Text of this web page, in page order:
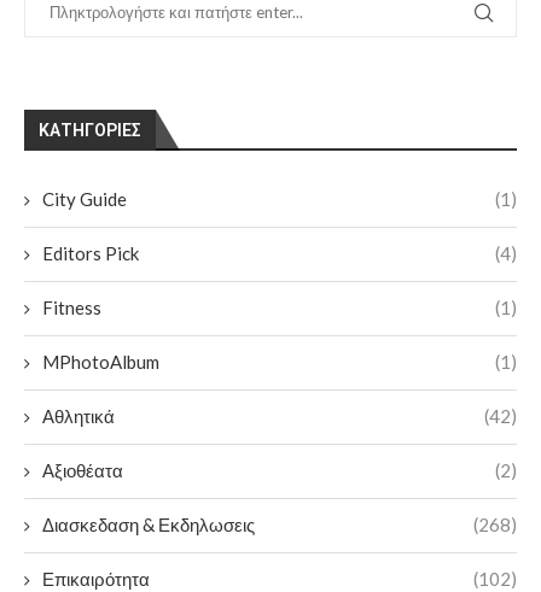
KΑΤΗΓΟΡΊΕΣ
City Guide (1)
Editors Pick (4)
Fitness (1)
MPhotoAlbum (1)
Αθλητικά (42)
Αξιοθέατα (2)
Διασκεδαση & Εκδηλωσεις (268)
Επικαιρότητα (102)